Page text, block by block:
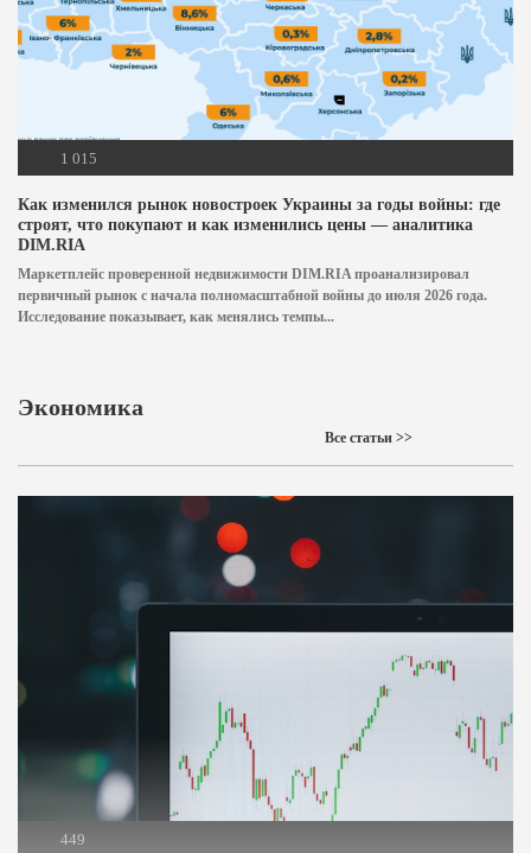
1 015
Как изменился рынок новостроек Украины за годы войны: где
строят, что покупают и как изменились цены — аналитика
DIM.RIA
Маркетплейс проверенной недвижимости DIM.RIA проанализировал
первичный рынок с начала полномасштабной войны до июля 2026 года.
Исследование показывает, как менялись темпы...
Экономика
Все статьи >>
449